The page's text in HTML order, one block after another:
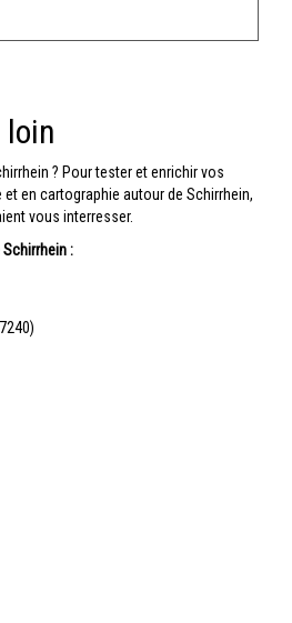
loin
? Pour tester et enrichir vos
en cartographie autour de Schirrhein,
vous interresser.
: